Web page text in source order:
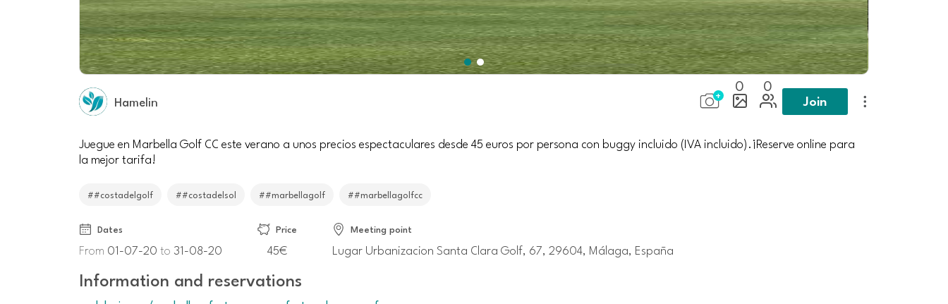
Hamelin
0 0
Join
Juegue en Marbella Golf CC este verano a unos precios espectaculares desde 45 euros por persona con buggy incluido (IVA incluido).¡Reserve online para
la mejor tarifa!
##costadelgolf ##costadelsol ##marbellagolf ##marbellagolfcc
Dates
From 01-07-20to 31-08-20
Price
45€
Meeting point
Lugar Urbanizacion Santa Clara Golf, 67, 29604, Málaga, España
Information and reservations